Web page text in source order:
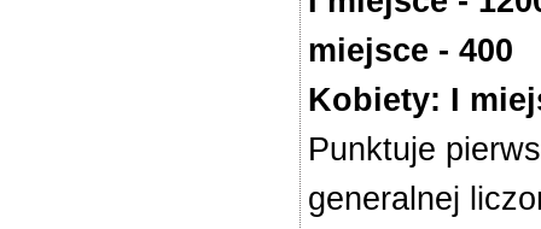
miejsce - 400
Kobiety: I
Punktuje
generalnej